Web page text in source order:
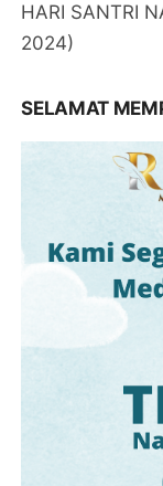
HARI SANTRI
2024)
SELAMAT